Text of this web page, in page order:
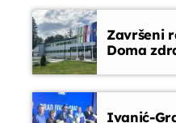
Završeni
Doma
Ivanić-